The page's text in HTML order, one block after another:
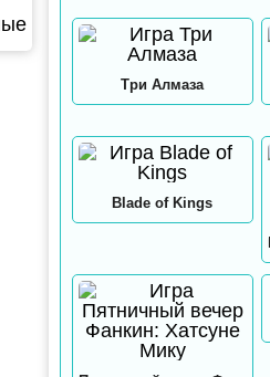
Три Алмаза
Blade of Kings